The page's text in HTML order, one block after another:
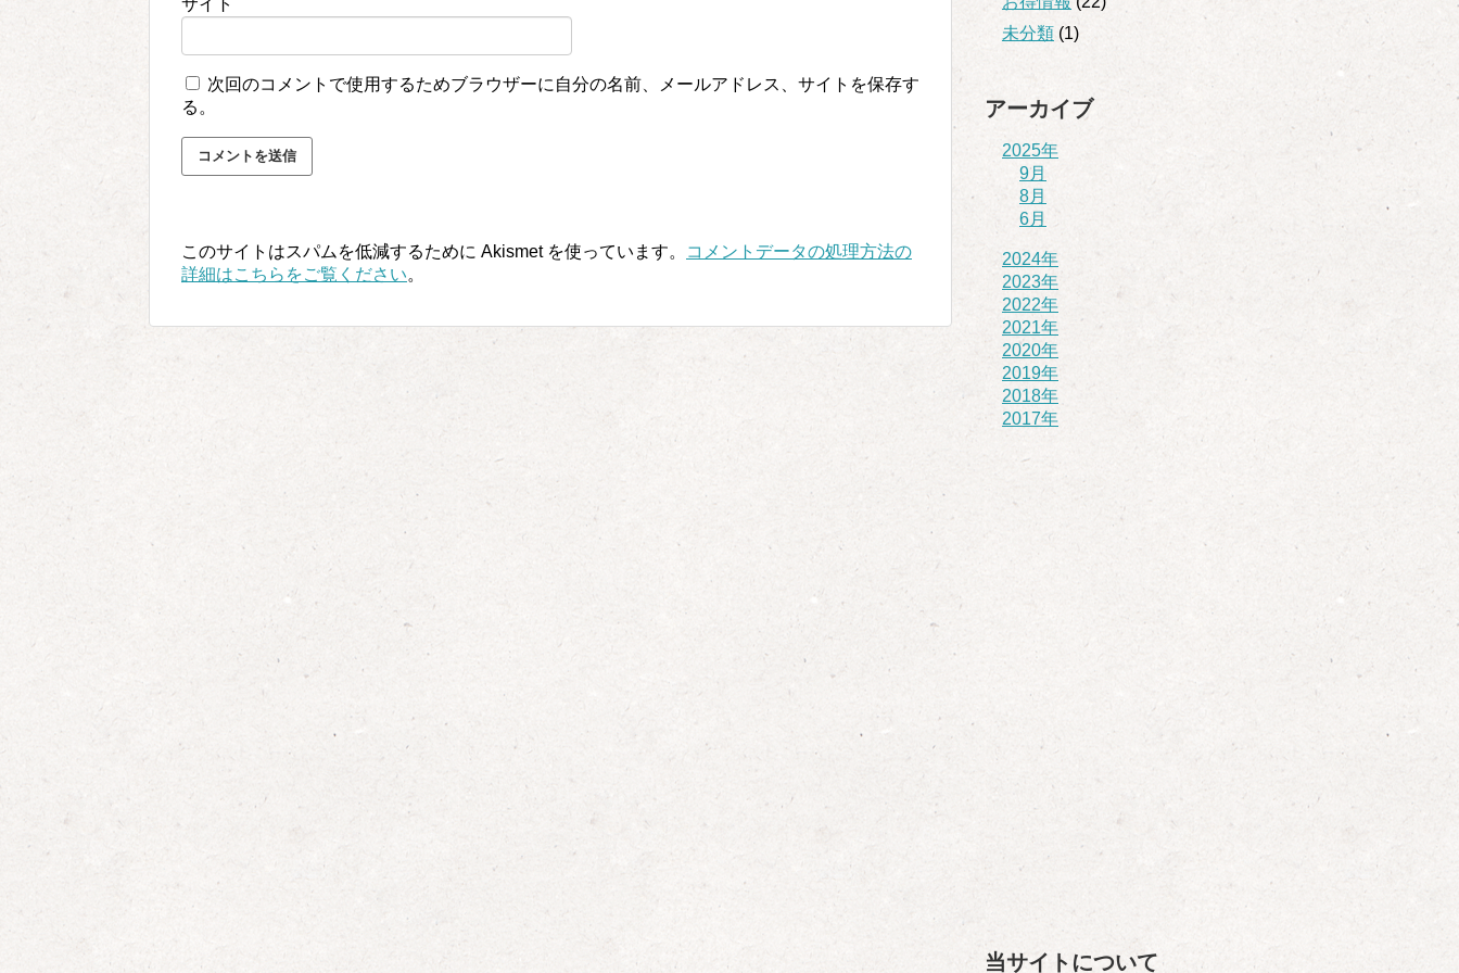
サイト
次回のコメントで使用するためブラウザーに自分の名前、メールアドレス、サイトを保存す
る。
このサイトはスパムを低減するために Akismet を使っています。
コメントデータの処理方法の
詳細はこちらをご覧ください。
未分類 (1)
アーカイブ
2025年
9月
8月
6月
2024年
2023年
2022年
2021年
2020年
2019年
2018年
2017年
当サイトについて